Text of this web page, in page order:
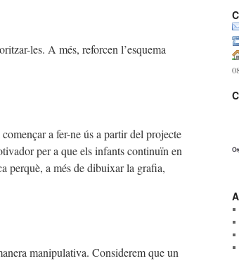
les. A més, reforcen l’esquema
a fer-ne ús a partir del projecte
per a que els infants continuïn en
perquè, a més de dibuixar la grafia,
manipulativa. Considerem que un